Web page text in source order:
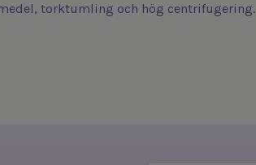
torktumling och hög centrifugering.